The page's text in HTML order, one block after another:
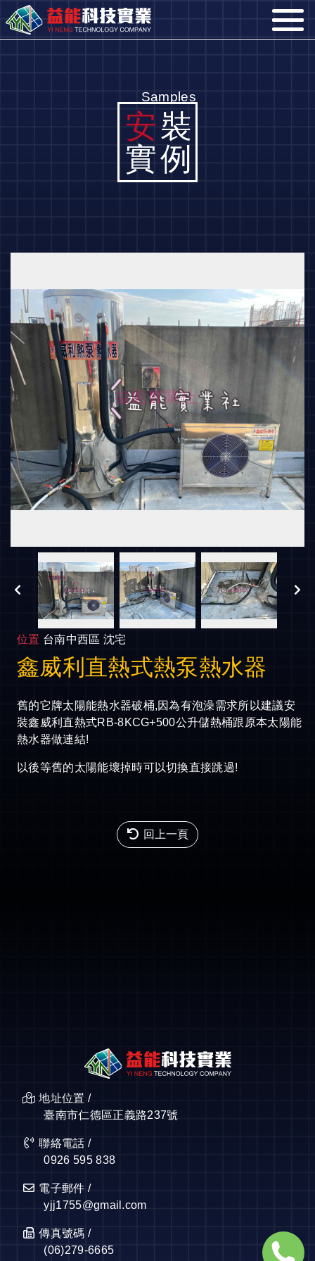
Samples
安裝
實例
位置 台南中西區 沈宅
鑫威利直熱式熱泵熱水器
舊的它牌太陽能熱水器破桶,因為有泡澡需求所以建議安
裝鑫威利直熱式RB-8KCG+500公升儲熱桶跟原本太陽能
熱水器做連結!
以後等舊的太陽能壞掉時可以切換直接跳過!
回上一頁
地址位置 /
臺南市仁德區正義路237號
聯絡電話 /
0926 595 838
電子郵件 /
yjj1755@gmail.com
傳真號碼 /
(06)279-6665